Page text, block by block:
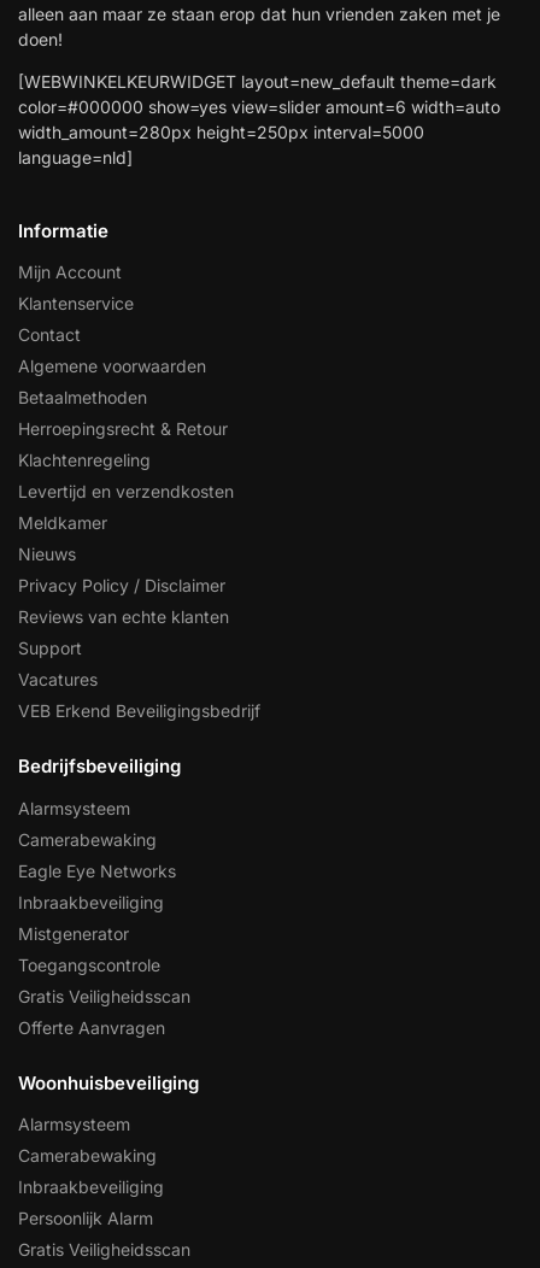
alleen aan maar ze staan erop dat hun vrienden zaken met je
doen!
[WEBWINKELKEURWIDGET layout=new_default theme=dark
color=#000000 show=yes view=slider amount=6 width=auto
width_amount=280px height=250px interval=5000
language=nld]
Informatie
Mijn Account
Klantenservice
Contact
Algemene voorwaarden
Betaalmethoden
Herroepingsrecht & Retour
Klachtenregeling
Levertijd en verzendkosten
Meldkamer
Nieuws
Privacy Policy / Disclaimer
Reviews van echte klanten
Support
Vacatures
VEB Erkend Beveiligingsbedrijf
Bedrijfsbeveiliging
Alarmsysteem
Camerabewaking
Eagle Eye Networks
Inbraakbeveiliging
Mistgenerator
Toegangscontrole
Gratis Veiligheidsscan
Offerte Aanvragen
Woonhuisbeveiliging
Alarmsysteem
Camerabewaking
Inbraakbeveiliging
Persoonlijk Alarm
Gratis Veiligheidsscan